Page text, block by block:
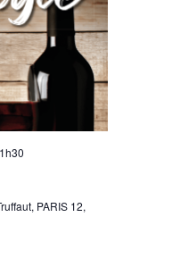
PARIS 12,